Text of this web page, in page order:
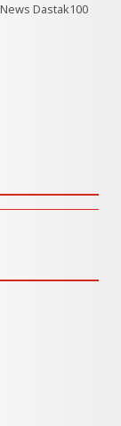
News Dastak100